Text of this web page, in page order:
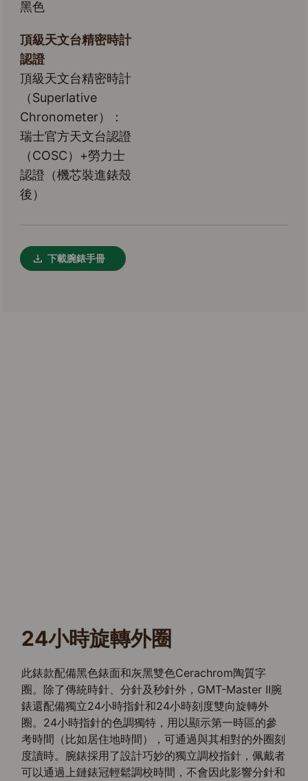
黑色
頂級天文台精密時計
認證
頂級天文台精密時計
（Superlative
Chronometer）：
瑞士官方天文台認證
（COSC）+勞力士
認證（機芯裝進錶殼
後）
下載腕錶手冊
24小時旋轉外圈
此錶款配備黑色錶面和灰黑雙色Cerachrom陶質字
圈。除了傳統時針、分針及秒針外，GMT-Master II腕
錶還配備獨立24小時指針和24小時刻度雙向旋轉外
圈。24小時指針的色調獨特，用以顯示第一時區的參
考時間（比如居住地時間），可通過與其相對的外圈刻
度讀時。腕錶採用了設計巧妙的獨立調校指針，佩戴者
可以通過上鏈錶冠輕鬆調校時間，不會因此影響分針和